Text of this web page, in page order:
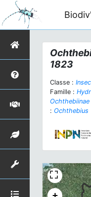
1823
Classe :
Famille :
Ochthebiinae
: Ochthebius